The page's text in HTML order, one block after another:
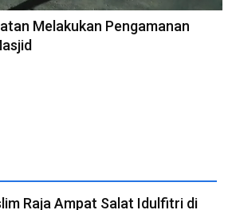
Melakukan Pengamanan
Raja Ampat Salat Idulfitri di